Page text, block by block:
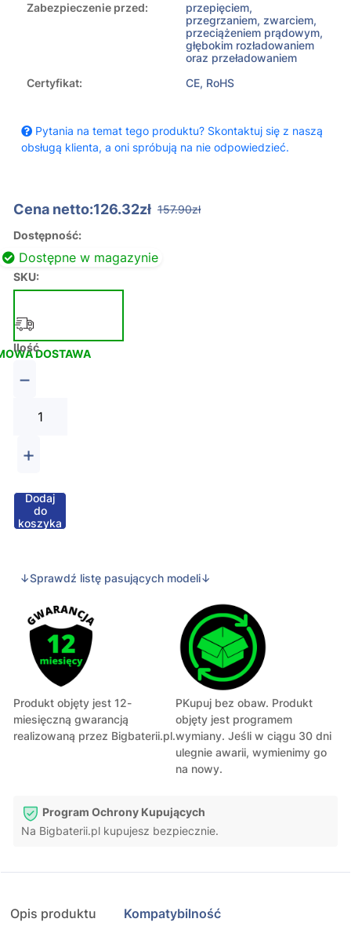
Zabezpieczenie przed:
przepięciem,
przegrzaniem, zwarciem,
przeciążeniem prądowym,
głębokim rozładowaniem
oraz przeładowaniem
Certyfikat:
CE, RoHS
Pytania na temat tego produktu? Skontaktuj się z naszą
obsługą klienta, a oni spróbują na nie odpowiedzieć.
Cena netto:126.32zł 157.90zł
Dostępność:
Dostępne w magazynie
SKU:
DOSTAWA
Ilość
−
+
Dodaj
do
koszyka
↓Sprawdź listę pasujących modeli↓
Produkt objęty jest 12-
miesięczną gwarancją
realizowaną przez Bigbaterii.pl.
PKupuj bez obaw. Produkt
objęty jest programem
wymiany. Jeśli w ciągu 30 dni
ulegnie awarii, wymienimy go
na nowy.
Program Ochrony Kupujących
Na Bigbaterii.pl kupujesz bezpiecznie.
Opis produktu Kompatybilność